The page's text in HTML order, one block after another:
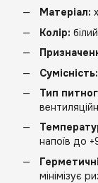
Матеріал:
Колір: білий
Сумісність:
Тип
напоїв до
мінімізує